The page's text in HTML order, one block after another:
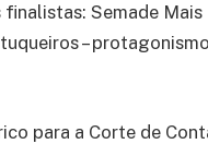
Semade
– protagonismo
para a Corte de